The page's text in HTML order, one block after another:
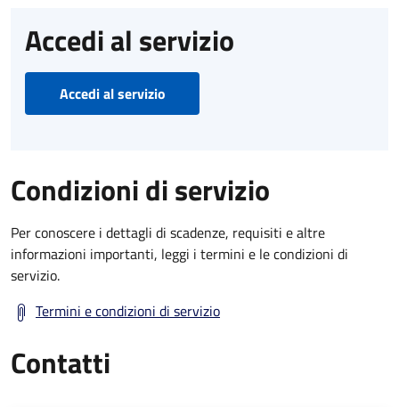
Accedi al servizio
Accedi al servizio
Condizioni di servizio
Per conoscere i dettagli di scadenze, requisiti e altre
informazioni importanti, leggi i termini e le condizioni di
servizio.
Termini e condizioni di servizio
Contatti